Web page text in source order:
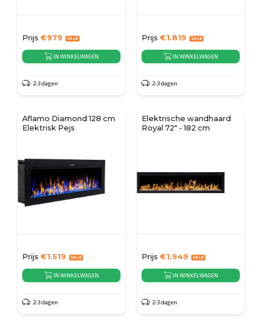
Prijs €979
IN WINKELWAGEN
2-3 dagen
Prijs €1.819
IN WINKELWAGEN
2-3 dagen
Aflamo Diamond 128 cm
Elektrisk Pejs
Prijs €1.519
IN WINKELWAGEN
2-3 dagen
Elektrische wandhaard
Royal 72" - 182 cm
Prijs €1.949
IN WINKELWAGEN
2-3 dagen